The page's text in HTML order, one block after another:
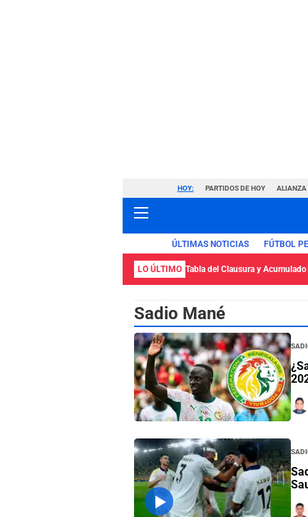
HOY: PARTIDOS DE HOY ALIANZA
ÚLTIMAS NOTICIAS FÚTBOL
LO ÚLTIMO Tabla del Clausura y
Sadio Mané